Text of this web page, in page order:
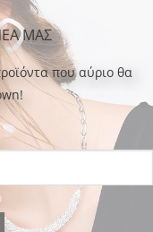
ΜΑΣ
που αύριο θα